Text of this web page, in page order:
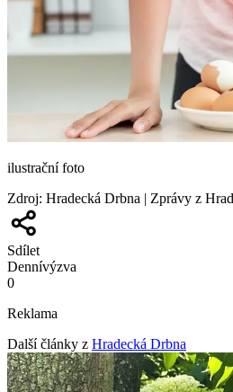
ilustrační foto
Zdroj: Hradecká Drbna | Zprávy z
Sdílet
Dennívýzva
0
Reklama
Další články z Hradecká Drbna